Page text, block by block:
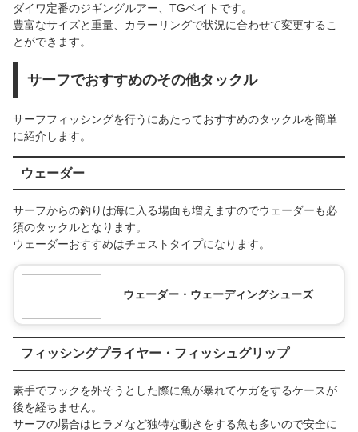
ダイワ定番のジギングルアー、TGベイトです。
豊富なサイズと重量、カラーリングで状況に合わせて変更するこ
とができます。
サーフでおすすめのその他タックル
サーフフィッシングを行うにあたっておすすめのタックルを簡単
に紹介します。
ウェーダー
サーフからの釣りは海に入る場面も増えますのでウェーダーも必
須のタックルとなります。
ウェーダーおすすめはチェストタイプになります。
ウェーダー・ウェーディングシューズ
フィッシングプライヤー・フィッシュグリップ
素手でフックを外そうとした際に魚が暴れてケガをするケースが
後を経ちません。
サーフの場合はヒラメなど独特な動きをする魚も多いので安全に